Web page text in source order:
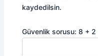
kaydedilsin.
Güvenlik sorusu: 8 + 2